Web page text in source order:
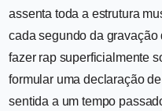
assenta toda a estrutura
cada segundo da
fazer rap superficialmente
formular uma declaração
sentida a um tempo